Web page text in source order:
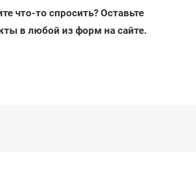
что-то спросить? Оставьте
в любой из форм на сайте.